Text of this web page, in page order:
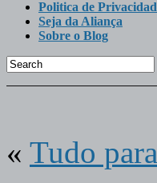
Politica de
Seja da Aliança
Sobre o Blog
« Tudo